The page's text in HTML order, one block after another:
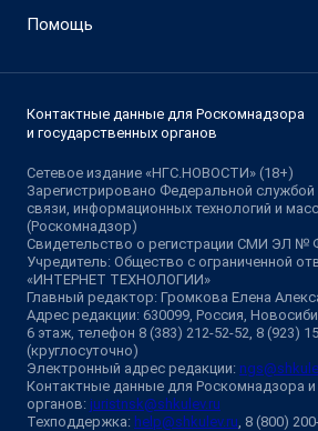
Помощь
Контактные данные для Роскомнадзора
и государственных органов
Сетевое издание «НГС.НОВОСТИ» (18+)
Зарегистрировано Федеральной
связи, информационных технологий и
(Роскомнадзор)
Свидетельство о регистрации СМИ ЭЛ №
Учредитель: Общество с ограниченной
«ИНТЕРНЕТ ТЕХНОЛОГИИ»
Главный редактор: Громкова Елена
Адрес редакции: 630099, Россия,
6 этаж, телефон 8 (383) 212-52-52, 8 (923)
(круглосуточно)
Электронный адрес редакции:
Контактные данные для Роскомнадзора и
органов: juristnsk@shkulev.ru
Техподдержка: help@shkulev.ru, 8 (800)